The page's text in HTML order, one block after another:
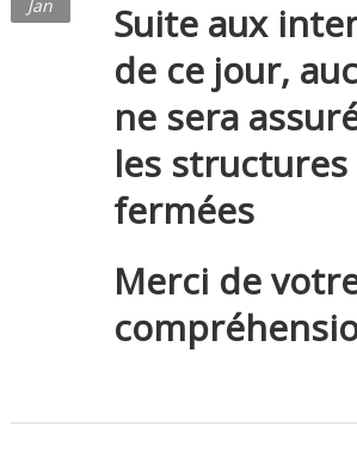
Jan
Suite aux
de ce jour,
ne sera
les
fermées
Merci de